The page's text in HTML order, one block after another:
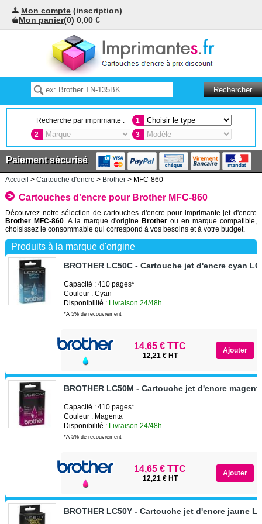
Mon compte (inscription)
Mon panier(0) 0,00 €
Recherche par imprimante :
1
2
3
Paiement sécurisé
Accueil > Cartouche d'encre > Brother> MFC-860
Cartouches d'encre pour Brother MFC-860
Découvrez notre sélection de cartouches d'encre pour imprimante jet d'encre
Brother MFC-860. A la marque d'origineBrother ou en marque compatible,
choisissez le consommable qui correspond à vos besoins et à votre budget.
Produits à la marque d'origine
BROTHER LC50C - Cartouche jet d'encre cyan
Capacité : 410 pages*
Couleur : Cyan
Disponibilité : Livraison 24/48h
*A 5% de recouvrement
14,65 € TTC
12,21 € HT
BROTHER LC50M - Cartouche jet d'encre
Capacité : 410 pages*
Couleur : Magenta
Disponibilité : Livraison 24/48h
*A 5% de recouvrement
14,65 € TTC
12,21 € HT
BROTHER LC50Y - Cartouche jet d'encre jaune